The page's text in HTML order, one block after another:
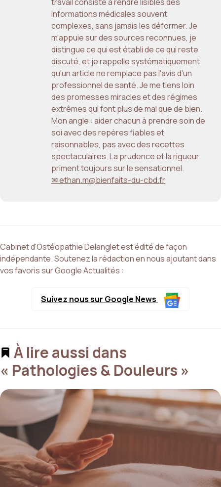
informations médicales souvent
complexes, sans jamais les déformer. Je
m'appuie sur des sources reconnues, je
distingue ce qui est établi de ce qui reste
discuté, et je rappelle systématiquement
qu'un article ne remplace pas l'avis d'un
professionnel de santé. Je me tiens loin
des promesses miracles et des régimes
extrêmes qui font plus de mal que de bien.
Mon angle : aider chacun à prendre soin de
soi avec des repères fiables et
raisonnables, pas avec des recettes
spectaculaires. La prudence et la rigueur
priment toujours sur le sensationnel.
✉ ethan.m@bienfaits-du-cbd.fr
Cabinet d'Ostéopathie Delanglet est édité de façon
indépendante. Soutenez la rédaction en nous ajoutant dans
vos favoris sur Google Actualités :
Suivez nous sur Google News
À lire aussi dans
« Pathologies & Douleurs »